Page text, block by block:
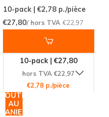
10-pack | €2,78p./pièce
€27,80/ hors TVA €22,97
10-pack | €27,80
hors TVA €22,97
€2,78 p./pièce
AJOUTER
AU
PANIER